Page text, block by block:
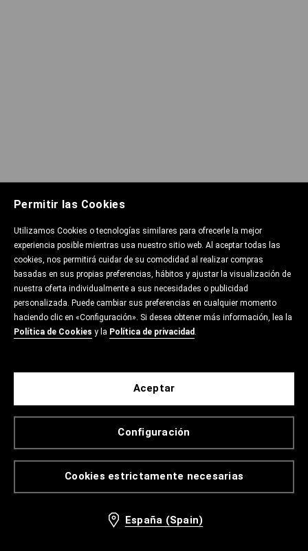
Permitir las Cookies
Utilizamos Cookies o tecnologías similares para ofrecerle la mejor
experiencia posible mientras usa nuestro sitio web. Al aceptar todas las
cookies, nos permitirá cuidar de su comodidad al realizar compras
basadas en sus propias preferencias, hábitos y ajustar la visualización de
nuestra oferta individualmente a sus necesidades o publicidad
personalizada. Puede cambiar sus preferencias en cualquier momento
haciendo clic en «Configuración». Si desea obtener más información, lea la
Política de Cookies y la Política de privacidad.
Cookies estrictamente necesarias
Configuración
Aceptar
España (Spain)